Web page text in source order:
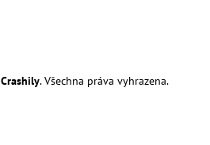
Crashily. Všechna práva vyhrazena.